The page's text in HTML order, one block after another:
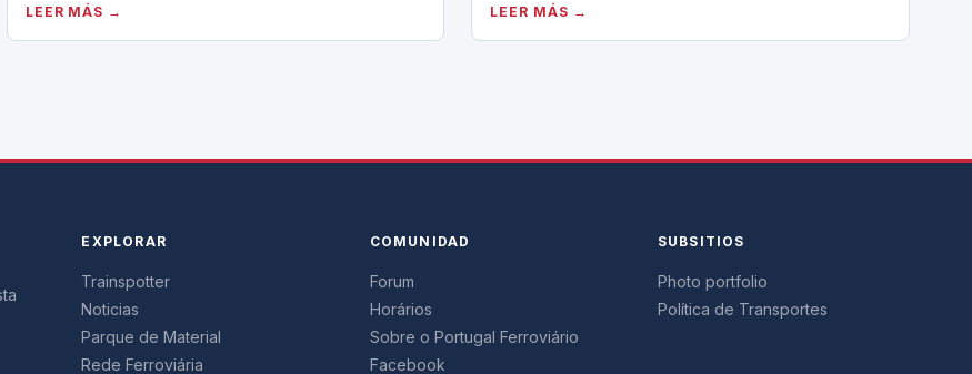
LEER MÁS → LEER MÁS →
EXPLORAR
Trainspotter
Noticias
Parque de Material
Rede Ferroviária
COMUNIDAD
Forum
Horários
Sobre o Portugal Ferroviário
Facebook
SUBSITIOS
Photo portfolio
Política de Transportes